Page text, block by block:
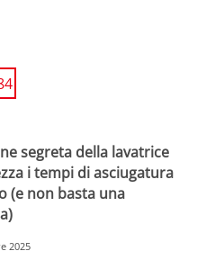
segreta della lavatrice
i tempi di asciugatura
(e non basta una
2025